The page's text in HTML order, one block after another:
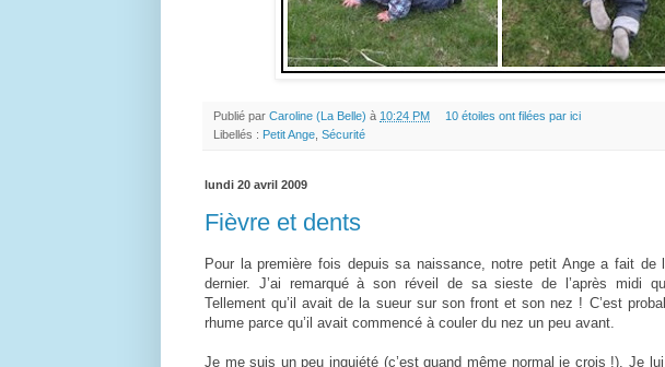
Publié par Caroline (La Belle) à 10:24 PM
10 étoiles ont filées par ici
Libellés : Petit Ange Sécurité
lundi 20 avril 2009
Fièvre et dents
Pour la première fois depuis sa naissance, notre petit Ange a fait de
dernier. J’ai remarqué à son réveil de sa sieste de l’après midi
Tellement qu’il avait de la sueur sur son front et son nez ! C’est
rhume parce qu’il avait commencé à couler du nez un peu avant.
Je me suis un peu inquiété (c’est quand même normal je crois !). Je